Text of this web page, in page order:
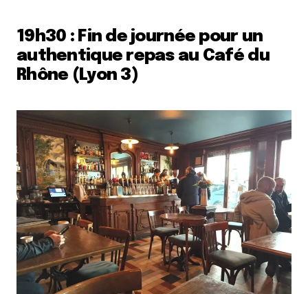
19h30 : Fin de journée pour un
authentique repas au Café du
Rhône (Lyon 3)